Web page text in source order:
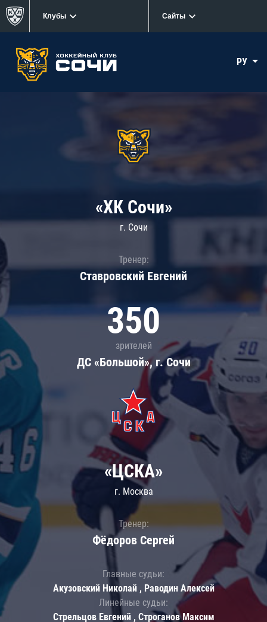
Клубы Сайты
РУ
«ХК Сочи»
г. Сочи
Тренер:
Ставровский Евгений
350
зрителей
ДС «Большой», г. Сочи
«ЦСКА»
г. Москва
Тренер:
Фёдоров Сергей
Главные судьи:
Акузовский Николай , Раводин Алексей
Линейные судьи:
Стрельцов Евгений , Строганов Максим